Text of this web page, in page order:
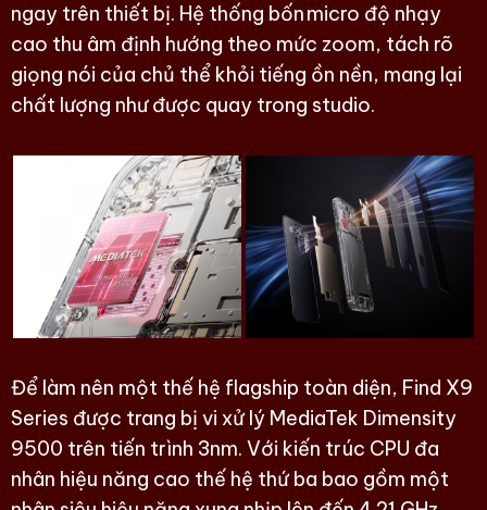
ngay trên thiết bị. Hệ thống bốn micro độ nhạy
cao thu âm định hướng theo mức zoom, tách rõ
giọng nói của chủ thể khỏi tiếng ồn nền, mang lại
chất lượng như được quay trong studio.
Để làm nên một thế hệ flagship toàn diện, Find X9
Series được trang bị vi xử lý MediaTek Dimensity
9500 trên tiến trình 3nm. Với kiến trúc CPU đa
nhân hiệu năng cao thế hệ thứ ba bao gồm một